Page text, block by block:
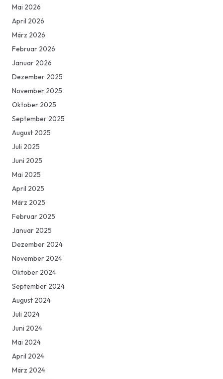
Mai 2026
April 2026
März 2026
Februar 2026
Januar 2026
Dezember 2025
November 2025
Oktober 2025
September 2025
August 2025
Juli 2025
Juni 2025
Mai 2025
April 2025
März 2025
Februar 2025
Januar 2025
Dezember 2024
November 2024
Oktober 2024
September 2024
August 2024
Juli 2024
Juni 2024
Mai 2024
April 2024
März 2024